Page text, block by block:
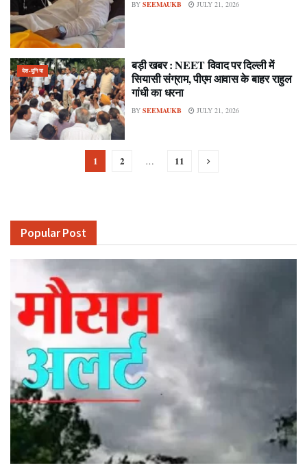
BY SEEMAUKB JULY 21, 2026
देश-दुनिया
बड़ी खबर : NEET विवाद पर दिल्ली में
सियासी संग्राम, पीएम आवास के बाहर राहुल
गांधी का धरना
BY SEEMAUKB JULY 21, 2026
1 2 … 11
Popular Post